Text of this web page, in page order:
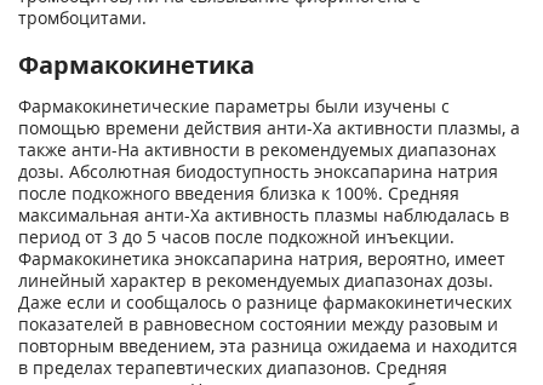
тромбоцитами.
Фармакокинетика
Фармакокинетические параметры были изучены с
помощью времени действия анти-Ха активности плазмы, а
также анти-На активности в рекомендуемых диапазонах
дозы. Абсолютная биодоступность эноксапарина натрия
после подкожного введения близка к 100%. Средняя
максимальная анти-Ха активность плазмы наблюдалась в
период от 3 до 5 часов после подкожной инъекции.
Фармакокинетика эноксапарина натрия, вероятно, имеет
линейный характер в рекомендуемых диапазонах дозы.
Даже если и сообщалось о разнице фармакокинетических
показателей в равновесном состоянии между разовым и
повторным введением, эта разница ожидаема и находится
в пределах терапевтических диапазонов. Средняя